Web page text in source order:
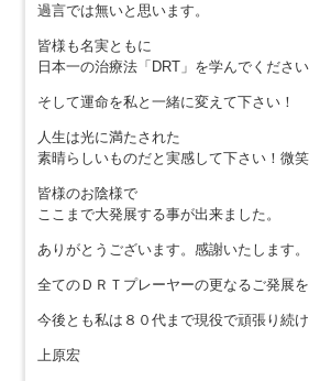
過言では無いと思います。
皆様も名実ともに
日本一の治療法「DRT」を学んでください
そして運命を私と一緒に変えて下さい！
人生は光に満たされた
素晴らしいものだと実感して下さい！微笑
皆様のお陰様で
ここまで大発展する事が出来ました。
ありがとうございます。感謝いたします。
全てのＤＲＴプレーヤーの更なるご発展を
今後とも私は８０代まで現役で頑張り続け
上原宏